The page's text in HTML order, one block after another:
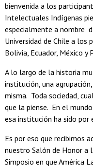
bienvenida a los
Intelectuales Indígenas
especialmente a nombre
Universidad de Chile a los
Bolivia, Ecuador, México y
A lo largo de la historia
institución, una
misma. Toda sociedad,
que la piense. En el
esa institución ha sido por
Es por eso que recibimos
nuestro Salón de Honor
Simposio en que América